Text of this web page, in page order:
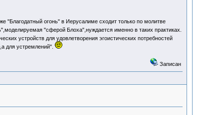
"Благодатный огонь" в Иерусалиме сходит только по молитве
"сферой Блоха",нуждается именно в таких практиках.
устройств для удовлетворения эгоистических потребностей
для устремлений".
Записан